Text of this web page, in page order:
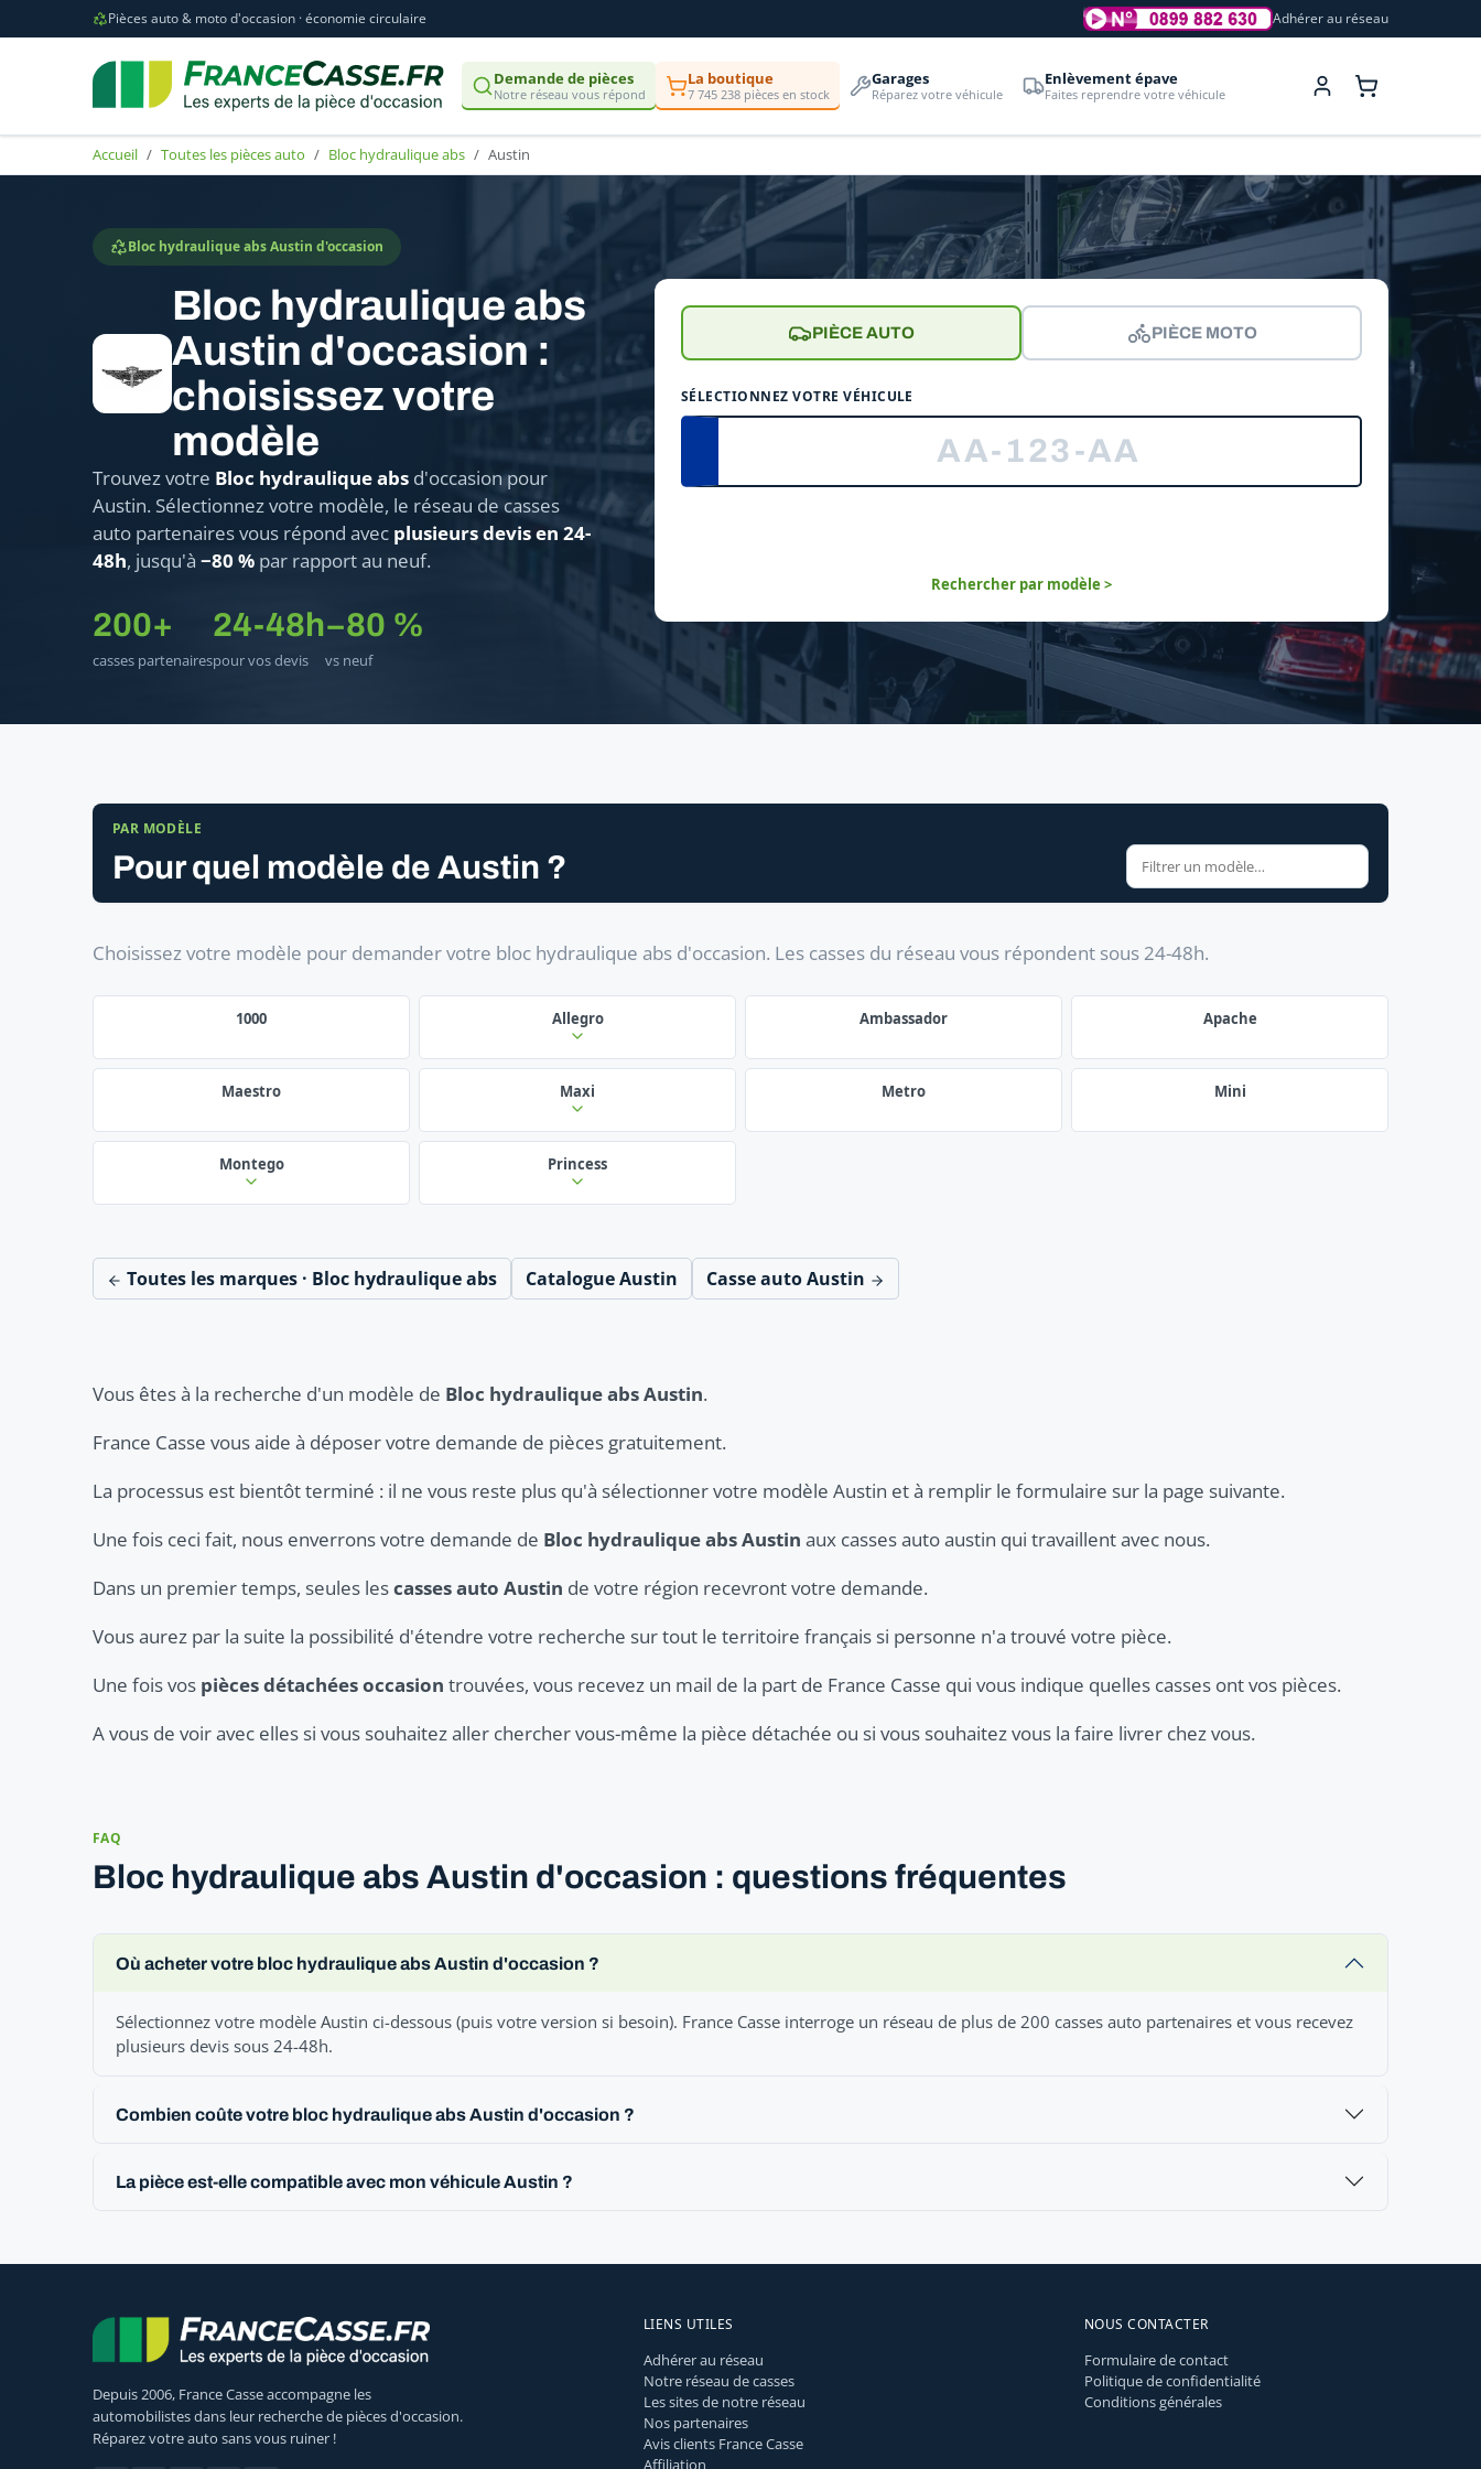
Pièces auto & moto d'occasion · économie circulaire Adhérer au réseau
Demande de pièces
Notre réseau vous répond
La boutique
7 745 238 pièces en stock
Garages
Réparez votre véhicule
Enlèvement épave
Faites reprendre votre véhicule
Accueil Toutes les pièces auto Bloc hydraulique abs Austin
Bloc hydraulique abs Austin d'occasion
Bloc hydraulique abs
Austin d'occasion :
choisissez votre
modèle
Trouvez votre Bloc hydraulique abs d'occasion pour
Austin. Sélectionnez votre modèle, le réseau de casses
auto partenaires vous répond avec plusieurs devis en 24-
48h, jusqu'à −80 % par rapport au neuf.
200+
casses partenaires
24-48h
pour vos devis
−80 %
vs neuf
PIÈCE AUTO PIÈCE MOTO
SÉLECTIONNEZ VOTRE VÉHICULE
Rechercher par modèle >
PAR MODÈLE
Pour quel modèle de Austin ?
Choisissez votre modèle pour demander votre bloc hydraulique abs d'occasion. Les casses du réseau vous répondent sous 24-48h.
1000 Allegro Ambassador Apache
Maestro Maxi Metro Mini
Montego Princess
Toutes les marques · Bloc hydraulique abs Catalogue Austin Casse auto Austin
Vous êtes à la recherche d'un modèle de Bloc hydraulique abs Austin.
France Casse vous aide à déposer votre demande de pièces gratuitement.
La processus est bientôt terminé : il ne vous reste plus qu'à sélectionner votre modèle Austin et à remplir le formulaire sur la page suivante.
Une fois ceci fait, nous enverrons votre demande de Bloc hydraulique abs Austin aux casses auto austin qui travaillent avec nous.
Dans un premier temps, seules lescasses auto Austin de votre région recevront votre demande.
Vous aurez par la suite la possibilité d'étendre votre recherche sur tout le territoire français si personne n'a trouvé votre pièce.
Une fois vos pièces détachées occasion trouvées, vous recevez un mail de la part de France Casse qui vous indique quelles casses ont vos pièces.
A vous de voir avec elles si vous souhaitez aller chercher vous-même la pièce détachée ou si vous souhaitez vous la faire livrer chez vous.
FAQ
Bloc hydraulique abs Austin d'occasion : questions fréquentes
Où acheter votre bloc hydraulique abs Austin d'occasion ?
Sélectionnez votre modèle Austin ci-dessous (puis votre version si besoin). France Casse interroge un réseau de plus de 200 casses auto partenaires et vous recevez
plusieurs devis sous 24-48h.
Combien coûte votre bloc hydraulique abs Austin d'occasion ?
La pièce est-elle compatible avec mon véhicule Austin ?
Depuis 2006, France Casse accompagne les
automobilistes dans leur recherche de pièces d'occasion.
Réparez votre auto sans vous ruiner !
LIENS UTILES
Adhérer au réseau
Notre réseau de casses
Les sites de notre réseau
Nos partenaires
Avis clients France Casse
Affiliation
NOUS CONTACTER
Formulaire de contact
Politique de confidentialité
Conditions générales